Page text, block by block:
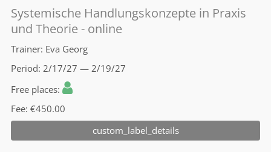
Systemische Handlungskonzepte in Praxis
und Theorie - online
Trainer Eva Georg
Period 2/17/27 — 2/19/27
Free places
Fee €450.00
custom_label_details